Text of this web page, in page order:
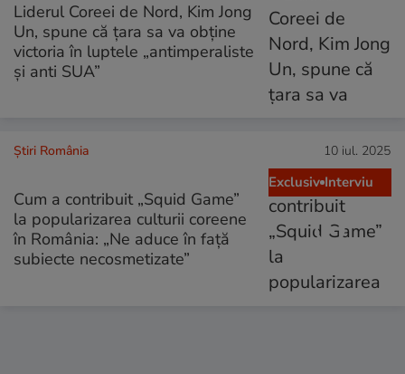
Liderul Coreei de Nord, Kim Jong
Un, spune că ţara sa va obţine
victoria în luptele „antimperaliste
şi anti SUA”
Exclusiv Interviu
Știri România 10 iul. 2025
Cum a contribuit „Squid Game”
la popularizarea culturii coreene
în România: „Ne aduce în față
subiecte necosmetizate”